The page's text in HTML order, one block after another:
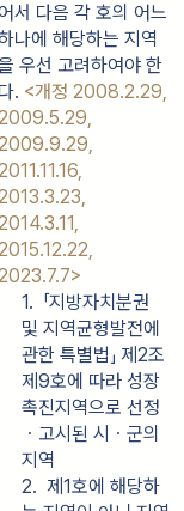
서 다음 각 호의 어느
나에 해당하는 지역
우선 고려하여야 한
다. <개정 2008.2.29,
1.  「지방자치분권
및 지역균형발전에
관한 특별법」 제2조
제9호에 따라 성장
촉진지역으로 선정
ㆍ고시된 시ㆍ군의
지역
2.  제1호에 해당하